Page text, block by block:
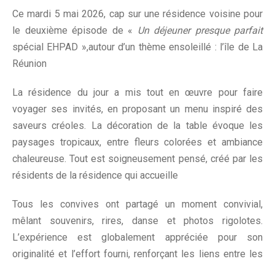
Ce mardi 5 mai 2026, cap sur une résidence voisine pour
le deuxième épisode de « Un déjeuner presque parfait
spécial EHPAD »,autour d’un thème ensoleillé : l’île de La
Réunion
La résidence du jour a mis tout en œuvre pour faire
voyager ses invités, en proposant un menu inspiré des
saveurs créoles. La décoration de la table évoque les
paysages tropicaux, entre fleurs colorées et ambiance
chaleureuse. Tout est soigneusement pensé, créé par les
résidents de la résidence qui accueille
Tous les convives ont partagé un moment convivial,
mêlant souvenirs, rires, danse et photos rigolotes.
L’expérience est globalement appréciée pour son
originalité et l’effort fourni, renforçant les liens entre les